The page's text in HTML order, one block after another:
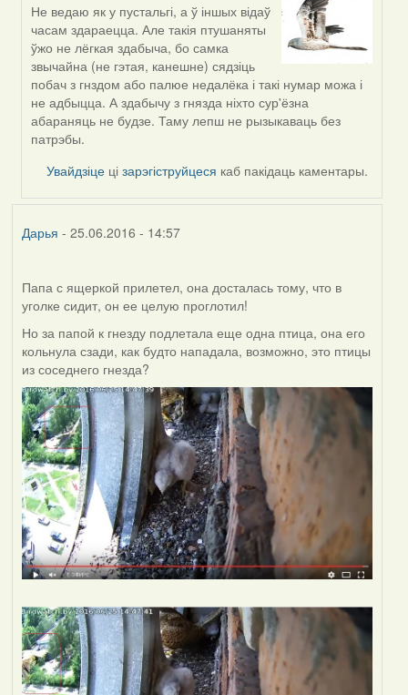
In
reply
to
by
Viachaslav
Gruzdov
Не ведаю як у пустальгі, а ў іншых відаў
часам здараецца. Але такія птушаняты
ўжо не лёгкая здабыча, бо самка
звычайна (не гэтая, канешне) сядзіць
побач з гнздом або палюе недалёка і такі нумар можа і
не адбыцца. А здабычу з гнязда ніхто сур'ёзна
абараняць не будзе. Таму лепш не рызыкаваць без
патрэбы.
Увайдзіце цізарэгіструйцеся каб пакідаць каментары.
Дарья - 25.06.2016 - 14:57
Папа с ящеркой прилетел, она досталась тому, что в
уголке сидит, он ее целую проглотил!
Но за папой к гнезду подлетала еще одна птица, она его
кольнула сзади, как будто нападала, возможно, это птицы
из соседнего гнезда?